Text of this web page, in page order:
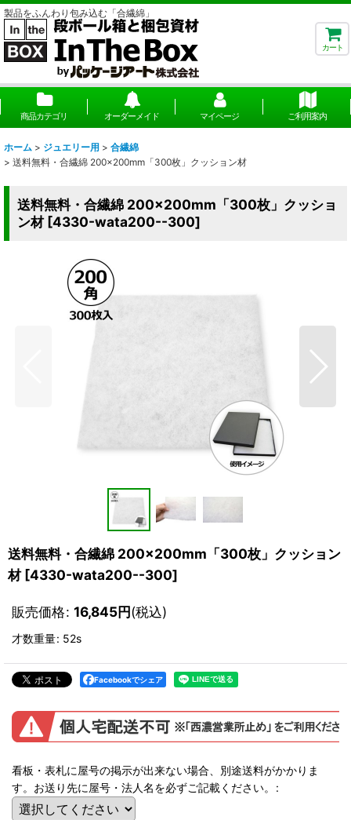
製品をふんわり包み込む「合繊綿」
カート
商品カテゴリ オーダーメイド マイページ ご利用案内
ホーム > ジュエリー用 > 合繊綿
> 送料無料・合繊綿 200×200mm「300枚」クッション材
送料無料・合繊綿 200×200mm「300枚」クッショ
ン材 [4330-wata200--300]
送料無料・合繊綿 200×200mm「300枚」クッション
材 [4330-wata200--300]
販売価格: 16,845円(税込)
才数重量: 52s
Facebookでシェア
看板・表札に屋号の掲示が出来ない場合、別途送料がかかりま
す。お送り先に屋号・法人名を必ずご記載ください。
: